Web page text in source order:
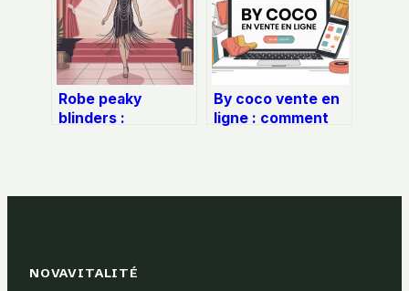
Robe peaky
blinders :
By coco vente en
ligne : comment
NOVAVITALITÉ